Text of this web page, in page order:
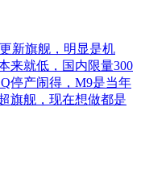
新旗舰，明显是机
来就低，国内限量300
停产闹得，M9是当年
旗舰，现在想做都是